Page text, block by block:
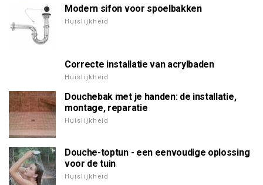
Modern sifon voor spoelbakken
Huislijkheid
Correcte installatie van acrylbaden
Huislijkheid
Douchebak met je handen: de installatie,
montage, reparatie
Huislijkheid
Douche-toptun - een eenvoudige oplossing
voor de tuin
Huislijkheid